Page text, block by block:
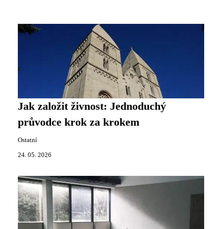
Jak založit živnost: Jednoduchý
průvodce krok za krokem
Ostatní
24. 05. 2026